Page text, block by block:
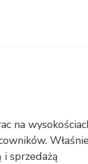
na
sprzedażą